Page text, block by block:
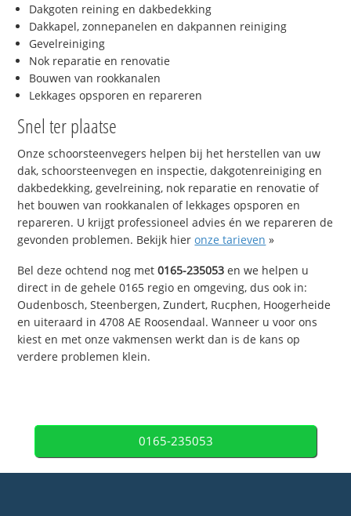
Dakgoten reining en dakbedekking
Dakkapel, zonnepanelen en dakpannen reiniging
Gevelreiniging
Nok reparatie en renovatie
Bouwen van rookkanalen
Lekkages opsporen en repareren
Snel ter plaatse
Onze schoorsteenvegers helpen bij het herstellen van uw
dak, schoorsteenvegen en inspectie, dakgotenreiniging en
dakbedekking, gevelreining, nok reparatie en renovatie of
het bouwen van rookkanalen of lekkages opsporen en
repareren. U krijgt professioneel advies én we repareren de
gevonden problemen. Bekijk hieronze tarieven »
Bel deze ochtend nog met0165-235053 en we helpen u
direct in de gehele 0165 regio en omgeving, dus ook in:
Oudenbosch, Steenbergen, Zundert, Rucphen, Hoogerheide
en uiteraard in 4708 AE Roosendaal. Wanneer u voor ons
kiest en met onze vakmensen werkt dan is de kans op
verdere problemen klein.
0165-235053